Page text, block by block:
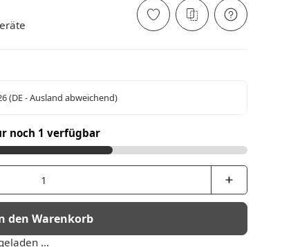
(DE - Ausland abweichend)
noch 1 verfügbar
den Warenkorb
...